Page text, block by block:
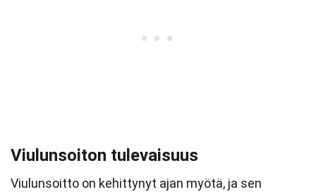
Viulunsoiton tulevaisuus
Viulunsoitto on kehittynyt ajan myötä, ja sen